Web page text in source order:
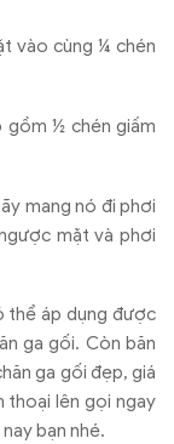
vào cùng ¼ chén
gồm ½ chén giấm
mang nó đi phơi
mặt và phơi
thể áp dụng được
ga gối. Còn băn
ga gối đẹp, giá
thoại lên gọi ngay
bạn nhé.